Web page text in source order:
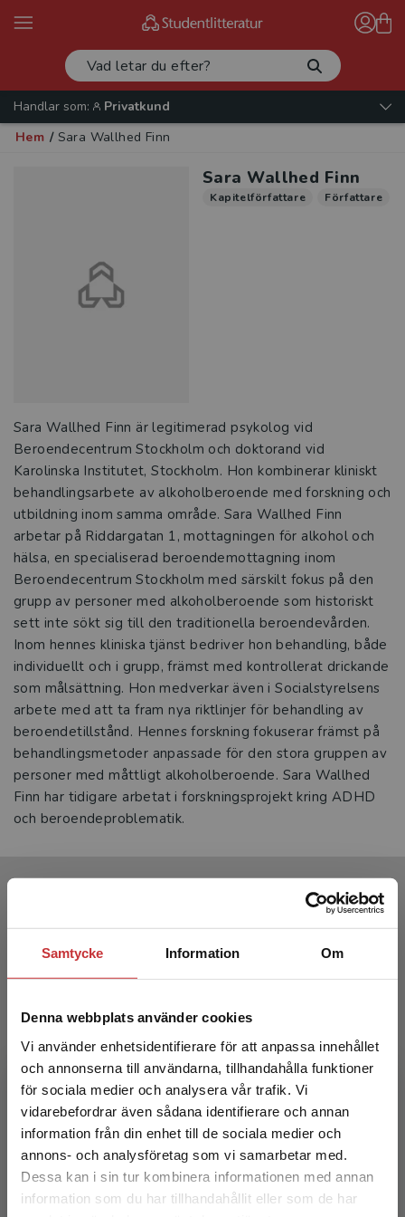
Samtycke Information Om
Denna webbplats använder cookies
Vi använder enhetsidentifierare för att anpassa innehållet
och annonserna till användarna, tillhandahålla funktioner
för sociala medier och analysera vår trafik. Vi
vidarebefordrar även sådana identifierare och annan
information från din enhet till de sociala medier och
annons- och analysföretag som vi samarbetar med.
Dessa kan i sin tur kombinera informationen med annan
information som du har tillhandahållit eller som de har
Begränsad fraktregion
Det verkar som att du besöker
Handlar som:
Privatkund
Hem / Sara Wallhed Finn
Sara Wallhed Finn
Kapitelförfattare Författare
Sara Wallhed Finn är legitimerad psykolog vid
Beroendecentrum Stockholm och doktorand vid
Karolinska Institutet, Stockholm. Hon kombinerar kliniskt
behandlingsarbete av alkoholberoende med forskning och
utbildning inom samma område. Sara Wallhed Finn
arbetar på Riddargatan 1, mottagningen för alkohol och
hälsa, en specialiserad beroendemottagning inom
Beroendecentrum Stockholm med särskilt fokus på den
grupp av personer med alkoholberoende som historiskt
sett inte sökt sig till den traditionella beroendevården.
Inom hennes kliniska tjänst bedriver hon behandling, både
individuellt och i grupp, främst med kontrollerat drickande
som målsättning. Hon medverkar även i Socialstyrelsens
arbete med att ta fram nya riktlinjer för behandling av
beroendetillstånd. Hennes forskning fokuserar främst på
behandlingsmetoder anpassade för den stora gruppen av
personer med måttligt alkoholberoende. Sara Wallhed
Finn har tidigare arbetat i forskningsprojekt kring ADHD
och beroendeproblematik.
Åter till kontrollerat drickande
Hammarberg, A - Wallhed Finn, S
370 krinkl. moms
Exkl. moms: 349 kr